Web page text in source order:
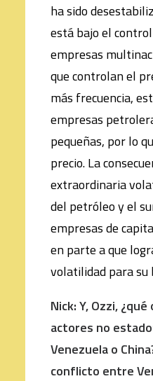
ha sido
está bajo el
empresas
que controlan el
más frecuencia,
empresas
pequeñas, por lo
precio. La
extraordinaria
del petróleo y el
empresas de
en parte a que
volatilidad para su
Nick: Y, Ozzi,
actores no
Venezuela o
conflicto entre